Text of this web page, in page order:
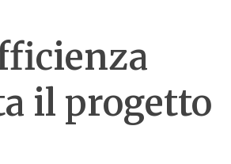
il progetto